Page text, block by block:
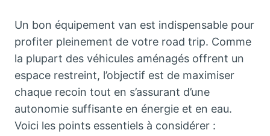
Un bon équipement van est indispensable pour
profiter pleinement de votre road trip. Comme
la plupart des véhicules aménagés offrent un
espace restreint, l’objectif est de maximiser
chaque recoin tout en s’assurant d’une
autonomie suffisante en énergie et en eau.
Voici les points essentiels à considérer :